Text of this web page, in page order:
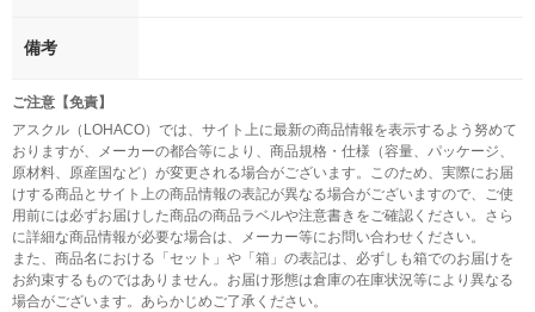
備考
ご注意【免責】
アスクル（LOHACO）では、サイト上に最新の商品情報を表示するよう努めて
おりますが、メーカーの都合等により、商品規格・仕様（容量、パッケージ、
原材料、原産国など）が変更される場合がございます。このため、実際にお届
けする商品とサイト上の商品情報の表記が異なる場合がございますので、ご使
用前には必ずお届けした商品の商品ラベルや注意書きをご確認ください。さら
に詳細な商品情報が必要な場合は、メーカー等にお問い合わせください。
また、商品名における「セット」や「箱」の表記は、必ずしも箱でのお届けを
お約束するものではありません。お届け形態は倉庫の在庫状況等により異なる
場合がございます。あらかじめご了承ください。